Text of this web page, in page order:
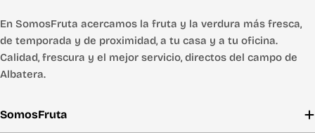
En SomosFruta acercamos la fruta y la verdura más fresca,
de temporada y de proximidad, a tu casa y a tu oficina.
Calidad, frescura y el mejor servicio, directos del campo de
Albatera.
SomosFruta